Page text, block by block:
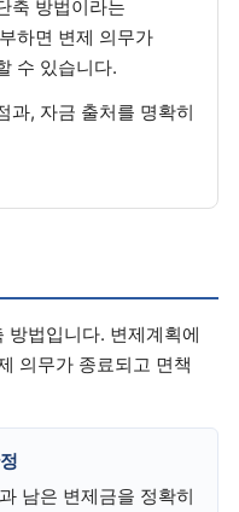
축 방법이라는
하면 변제 의무가
수 있습니다.
과, 자금 출처를 명확히
방법입니다. 변제계획에
의무가 종료되고 면책
남은 변제금을 정확히